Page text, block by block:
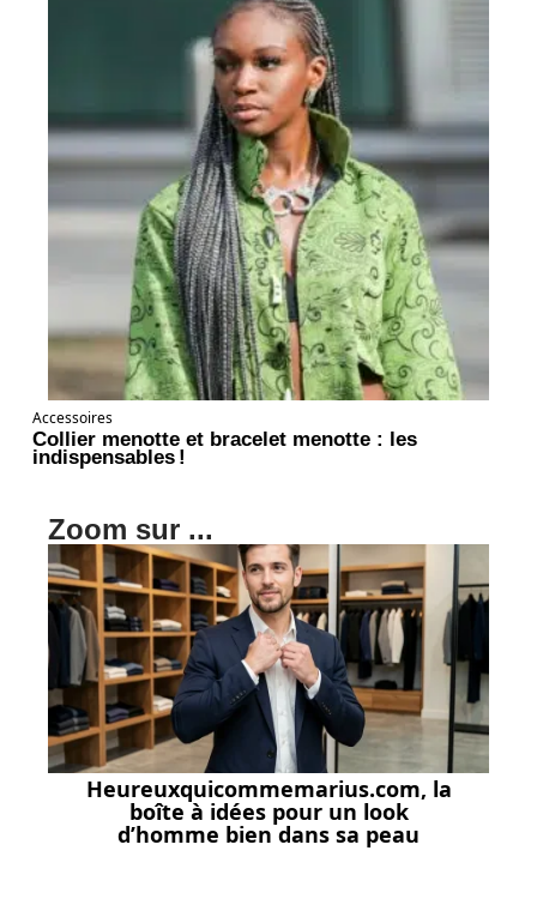
Accessoires
Collier menotte et bracelet menotte : les
indispensables !
Zoom sur ...
Heureuxquicommemarius.com, la
boîte à idées pour un look
d’homme bien dans sa peau